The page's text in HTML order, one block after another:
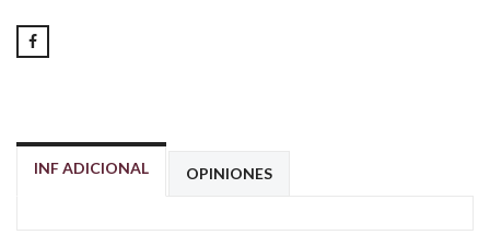
INF ADICIONAL OPINIONES